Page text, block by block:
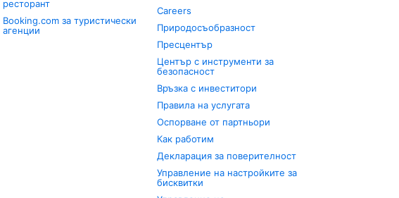
ресторант
Booking.com за туристически
агенции
Careers
Природосъобразност
Пресцентър
Център с инструменти за
безопасност
Връзка с инвеститори
Правила на услугата
Оспорване от партньори
Как работим
Декларация за поверителност
Управление на настройките за
бисквитки